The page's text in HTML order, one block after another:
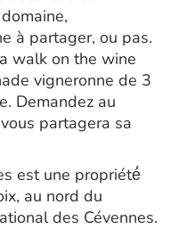
à partager, ou pas.
walk on the wine
vigneronne de 3
Demandez au
partagera sa
est une propriété́
au nord du
des Cévennes.